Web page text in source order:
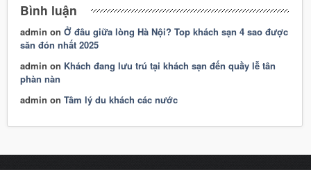
Bình luận
admin onỞ đâu giữa lòng Hà Nội? Top khách sạn 4 sao được
săn đón nhất 2025
admin on Khách đang lưu trú tại khách sạn đến quầy lễ tân
phàn nàn
admin onTâm lý du khách các nước